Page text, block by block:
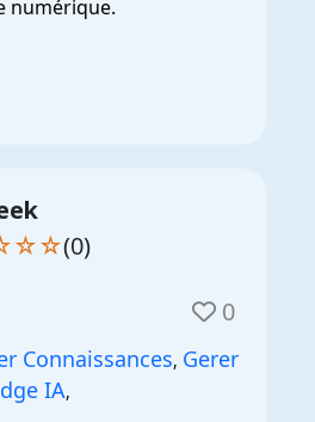
numérique.
(0)
0
Connaissances, Gerer
IA,